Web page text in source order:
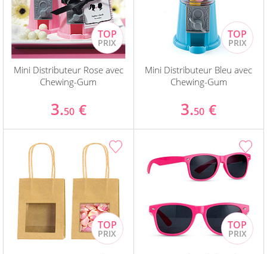
Mini Distributeur Rose avec
Chewing-Gum
3.50 €
Mini Distributeur Bleu avec
Chewing-Gum
3.50 €